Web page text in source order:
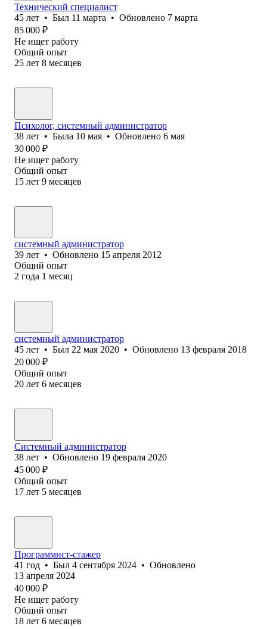
Технический специалист
45 лет • Был 11 марта • Обновлено 7 марта
85 000 ₽
Не ищет работу
Общий опыт
25 лет 8 месяцев
Психолог, системный администратор
38 лет • Была 10 мая • Обновлено 6 мая
30 000 ₽
Не ищет работу
Общий опыт
15 лет 9 месяцев
системный администратор
39 лет • Обновлено 15 апреля 2012
Общий опыт
2 года 1 месяц
системный администратор
45 лет • Был 22 мая 2020 • Обновлено 13 февраля 2018
20 000 ₽
Общий опыт
20 лет 6 месяцев
Системный администратор
38 лет • Обновлено 19 февраля 2020
45 000 ₽
Общий опыт
17 лет 5 месяцев
Программист-стажер
41 год • Был 4 сентября 2024 • Обновлено
13 апреля 2024
40 000 ₽
Не ищет работу
Общий опыт
18 лет 6 месяцев